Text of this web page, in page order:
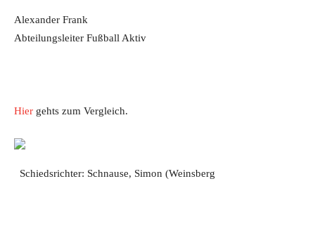
Alexander Frank
Abteilungsleiter Fußball Aktiv
Hier gehts zum Vergleich.
Schiedsrichter: Schnause, Simon (Weinsberg